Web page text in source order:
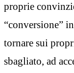
proprie
“conversione”
tornare sui
sbagliato, ad